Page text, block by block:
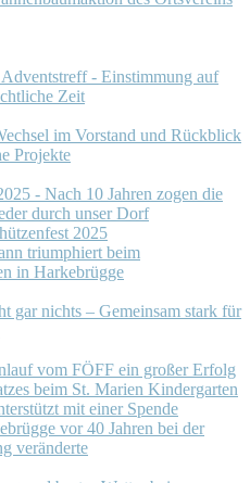
- Einstimmung auf
Zeit
im Vorstand und Rückblick
Projekte
- Nach 10 Jahren zogen die
durch unser Dorf
2025
triumphiert beim
in Harkebrügge
gar nichts – Gemeinsam stark für
vom FÖFF ein großer Erfolg
beim St. Marien Kindergarten
mit einer Spende
vor 40 Jahren bei der
veränderte